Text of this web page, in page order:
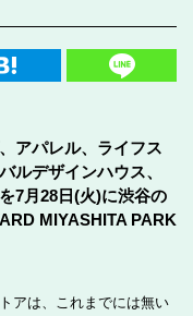
アパレル、ライフス
ルデザインハウス、
7月28日(火)に渋谷の
MIYASHITA PARK
アは、これまでには無い